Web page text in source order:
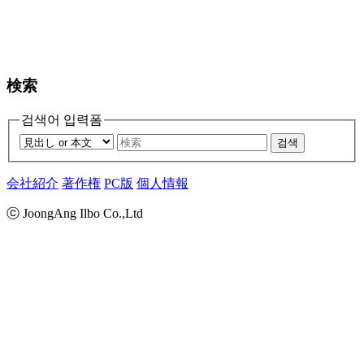
検索
검색어 입력폼
검색
会社紹介 著作権 PC版 個人情報
ⓒ JoongAng Ilbo Co.,Ltd